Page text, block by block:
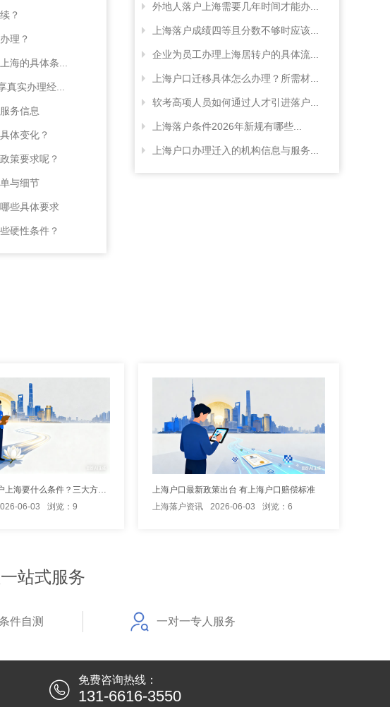
？
理？
海的具体条...
真实办理经...
务信息
体变化？
策要求呢？
与细节
些具体要求
硬性条件？
外地人落户上海需要几年时间才能办...
上海落户成绩四等且分数不够时应该...
企业为员工办理上海居转户的具体流...
上海户口迁移具体怎么办理？所需材...
软考高项人员如何通过人才引进落户...
上海落户条件2026年新规有哪些...
上海户口办理迁入的机构信息与服务...
海归或应届生落户上海要什么条件？三大方案规划
06-03 浏览：9
上海户口最新政策出台 有上海户口赔偿标准
上海落户资讯
2026-06-03 浏览：6
站式服务
件自测 一对一专人服务
免费咨询热线：
131-6616-3550